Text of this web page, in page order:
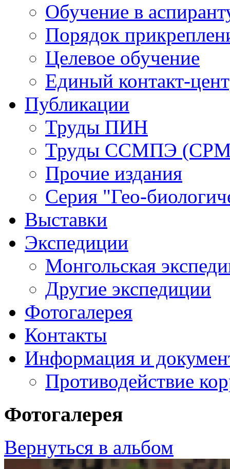
Обучение в
Порядок
Целевое обучение
Единый контакт-
Публикации
Труды ПИН
Труды ССМПЭ
Прочие издания
Серия "Гео-
Выставки
Экспедиции
Монгольская
Другие экспедиции
Фотогалерея
Контакты
Информация и
Противодействие
Фотогалерея
Вернуться в альбом